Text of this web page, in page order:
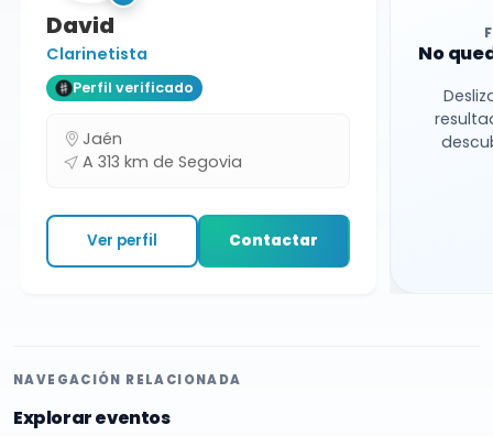
David
Clarinetista
Perfil verificado
Jaén
A 313 km de Segovia
Ver perfil Contactar
No
NAVEGACIÓN RELACIONADA
Explorar eventos